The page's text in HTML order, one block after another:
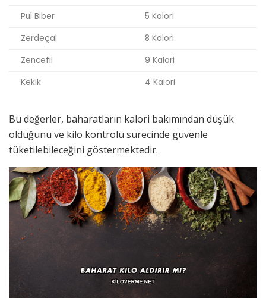
Pul Biber
5 Kalori
Zerdeçal
8 Kalori
Zencefil
9 Kalori
Kekik
4 Kalori
Bu değerler, baharatların kalori bakımından düşük
olduğunu ve kilo kontrolü sürecinde güvenle
tüketilebileceğini göstermektedir.